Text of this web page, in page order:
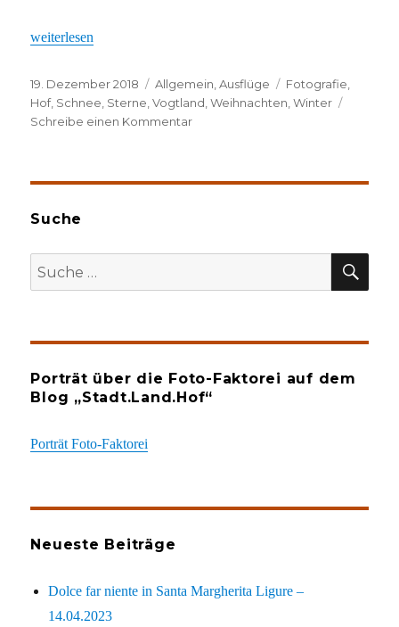
„-4 Grad und eine Weihnachtskarte“
weiterlesen
Veröffentlicht
am
19. Dezember 2018 Kategorien
Allgemein ,Ausflüge Schlagwörter
Fotografie
Hof, Schnee Sterne ,Vogtland ,Weihnachten ,Winter
Schreibe einen Kommentarzu
Suche
Suche
nach:
Porträt über die Foto-Faktorei auf dem
Blog „Stadt.Land.Hof“
Porträt Foto-Faktorei
Neueste Beiträge
Dolce far niente in Santa Margherita Ligure –
14.04.2023